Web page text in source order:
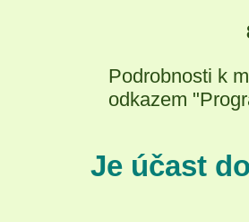
Podrobnosti k
odkazem
Je účast